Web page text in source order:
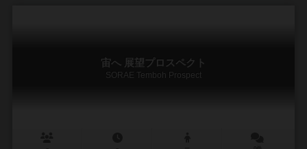
宙へ 展望プロスペクト
SORAE Temboh Prospect